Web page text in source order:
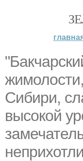
Сибири,
высокой